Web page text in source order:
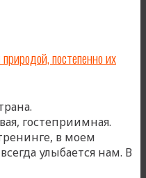
постепенно их
гостеприимная.
в моем
улыбается нам. В